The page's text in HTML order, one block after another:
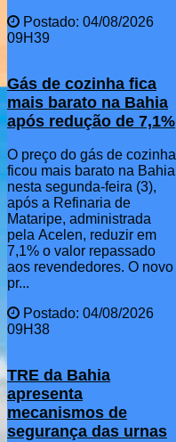
Postado: 04/08/2026
09H39
Gás de cozinha fica
mais barato na Bahia
após redução de 7,1%
O preço do gás de cozinha
ficou mais barato na Bahia
nesta segunda-feira (3),
após a Refinaria de
Mataripe, administrada
pela Acelen, reduzir em
7,1% o valor repassado
aos revendedores. O novo
pr...
Postado: 04/08/2026
09H38
TRE da Bahia
apresenta
mecanismos de
segurança das urnas